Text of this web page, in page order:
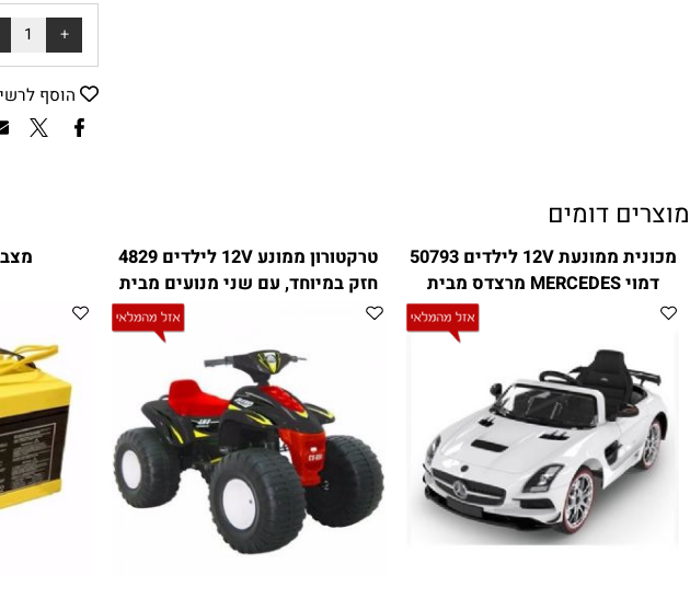
₪ 15,900
דומים
מכונית ממונעת 12V לילדים 50793
דמוי MERCEDES מרצדס מבית
CITYSPORT
טרקטורון ממונע 12V לילדים 4829
חזק במיוחד, עם שני מנועים מבית
CITYSPORT
מצבר 12V לממונעים